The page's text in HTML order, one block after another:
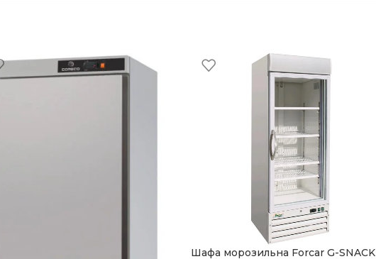
Шафа морозильна Forcar G-SNACK